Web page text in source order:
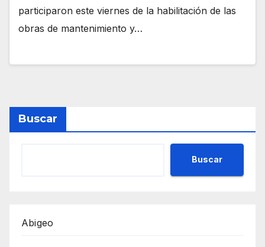
participaron este viernes de la habilitación de las
obras de mantenimiento y…
Buscar
Buscar
Abigeo